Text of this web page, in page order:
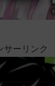
サーリンク